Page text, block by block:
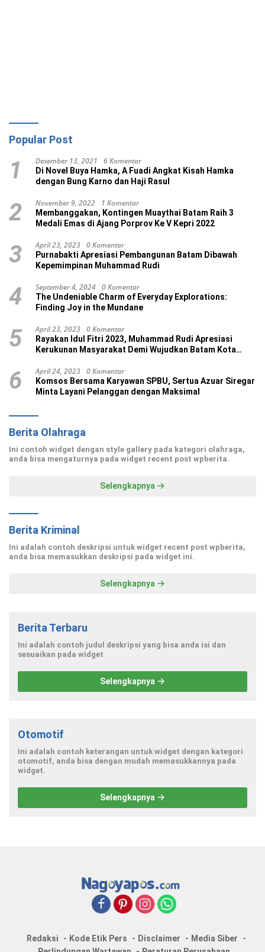
Popular Post
1 Desember 13, 2021 6 Komentar
Di Novel Buya Hamka, A Fuadi Angkat Kisah Hamka
dengan Bung Karno dan Haji Rasul
2 November 9, 2022 1 Komentar
Membanggakan, Kontingen Muaythai Batam Raih 3
Medali Emas di Ajang Porprov Ke V Kepri 2022
3 April 23, 2023 0 Komentar
Purnabakti Apresiasi Pembangunan Batam Dibawah
Kepemimpinan Muhammad Rudi
4 September 4, 2024 0 Komentar
The Undeniable Charm of Everyday Explorations:
Finding Joy in the Mundane
5 April 23, 2023 0 Komentar
Rayakan Idul Fitri 2023, Muhammad Rudi Apresiasi
Kerukunan Masyarakat Demi Wujudkan Batam Kota
6 April 24, 2023 0 Komentar
Komsos Bersama Karyawan SPBU, Sertua Azuar Siregar
Minta Layani Pelanggan dengan Maksimal
Berita Olahraga
Ini contoh widget dengan style gallery pada kategori olahraga,
anda bisa mengaturnya pada widget recent post wpberita.
Selengkapnya
Berita Kriminal
Ini adalah contoh deskripsi untuk widget recent post wpberita,
anda bisa memasukkan deskripsi pada widget ini.
Selengkapnya
Berita Terbaru
Ini adalah contoh judul deskripsi yang bisa anda isi dan
sesuaikan pada widget
Selengkapnya
Otomotif
Ini adalah contoh keterangan untuk widget dengan kategori
otomotif, anda bisa dengan mudah memasukkannya pada
widget.
Selengkapnya
Redaksi Kode Etik Pers Disclaimer
Media Siber